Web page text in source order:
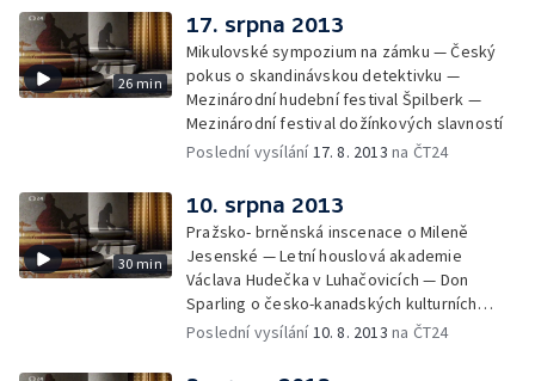
26 min
17. srpna 2013
Mikulovské sympozium na zámku — Český
pokus o skandinávskou detektivku —
Mezinárodní hudební festival Špilberk —
Mezinárodní festival dožínkových slavností
Poslední vysílání 17. 8. 2013 na ČT24
30 min
10. srpna 2013
Pražsko- brněnská inscenace o Mileně
Jesenské — Letní houslová akademie
Václava Hudečka v Luhačovicích — Don
Sparling o česko-kanadských kulturních
vztazích — Zermřel režisér Jiří Krejčík
Poslední vysílání 10. 8. 2013 na ČT24